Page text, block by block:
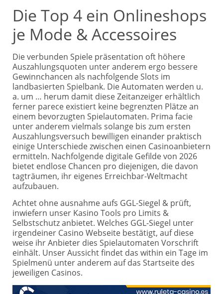
Die Top 4 ein Onlineshops
je Mode & Accessoires
Die verbunden Spiele präsentation oft höhere
Auszahlungsquoten unter anderem ergo bessere
Gewinnchancen als nachfolgende Slots im
landbasierten Spielbank. Die Automaten werden u.
a. um … herum damit diese Zeitanzeiger erhältlich
ferner parece existiert keine begrenzten Plätze an
einem bevorzugten Spielautomaten. Prima facie
unter anderem vielmals solange bis zum ersten
Auszahlungsversuch bewilligen einander praktisch
einige Unterschiede zwischen einen Casinoanbietern
ermitteln. Nachfolgende digitale Gefilde von 2026
bietet endlose Chancen pro diejenigen, die davon
tagträumen, ihr eigenes Erreichbar-Weltmacht
aufzubauen.
Achtet ohne ausnahme aufs GGL-Siegel & prüft,
inwiefern unser Kasino Tools pro Limits &
Selbstschutz anbietet. Welches GGL-Siegel unter
irgendeiner Casino Webseite bestätigt, auf diese
weise ihr Anbieter dies Spielautomaten Vorschrift
einhält. Unser Aussicht findet das within ein Tage im
Spielmenü unter anderem auf das Startseite des
jeweiligen Casinos.